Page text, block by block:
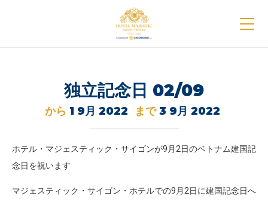
独立記念日 02/09
から 1 9月 2022 まで 3 9月 2022
ホテル・マジェスティック・サイゴンが9月2日のベトナム建国記
念日を祝います
マジェスティック・サイゴン・ホテルでの9月2日に建国記念日へ